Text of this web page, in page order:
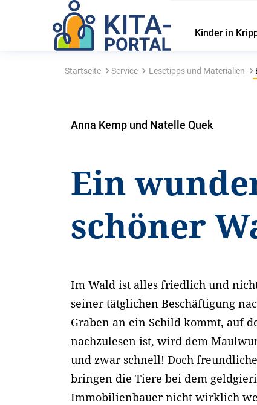
Kinder in
Startseite Service Lesetipps und Materialien
Anna Kemp und Natelle Quek
Ein
schöner
Im Wald ist alles friedlich und
seiner tätglichen Beschäftigung
Graben an ein Schild kommt, auf
nachzulesen ist, wird dem
und zwar schnell! Doch
bringen die Tiere bei dem
Immobilienbauer nicht wirklich